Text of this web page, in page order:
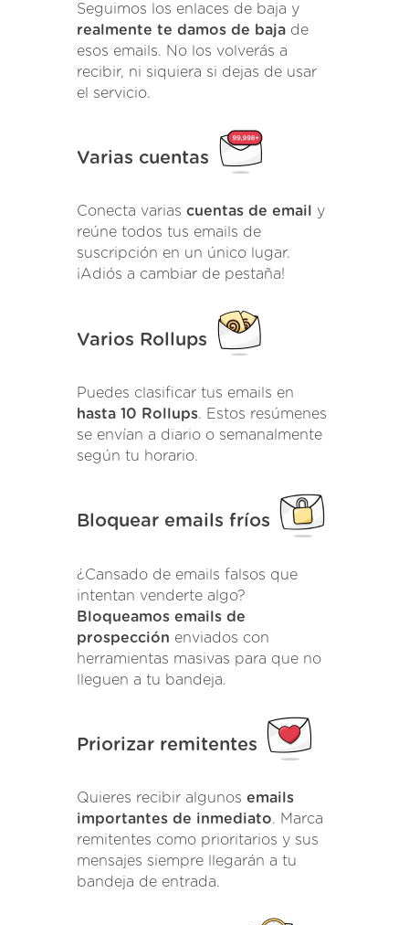
Seguimos los enlaces de baja y
realmente te damos de baja de
esos emails. No los volverás a
recibir, ni siquiera si dejas de usar
el servicio.
Varias cuentas
Conecta varias cuentas de email y
reúne todos tus emails de
suscripción en un único lugar.
¡Adiós a cambiar de pestaña!
Varios Rollups
Puedes clasificar tus emails en
hasta 10 Rollups. Estos resúmenes
se envían a diario o semanalmente
según tu horario.
Bloquear emails fríos
¿Cansado de emails falsos que
intentan venderte algo?
Bloqueamos emails de
prospección enviados con
herramientas masivas para que no
lleguen a tu bandeja.
Priorizar remitentes
Quieres recibir algunos emails
importantes de inmediato. Marca
remitentes como prioritarios y sus
mensajes siempre llegarán a tu
bandeja de entrada.